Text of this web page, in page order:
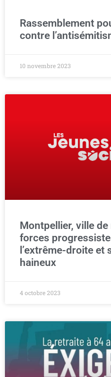
Rassemblement
contre
10 novembre 2023
Montpellier, ville
forces
l’extrême-droite et
haineux
4 octobre 2023